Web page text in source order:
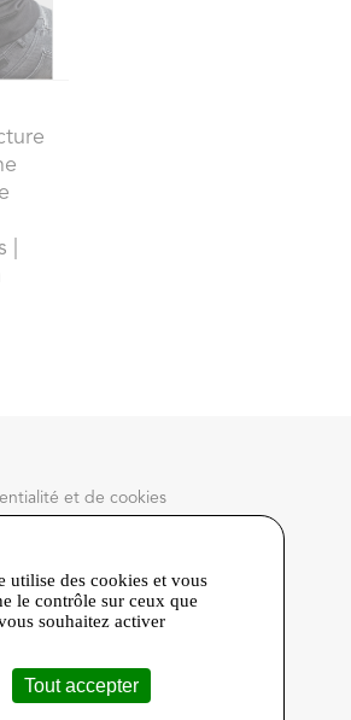
et de cookies
utilise des cookies et vous
le contrôle sur ceux que
souhaitez activer
Tout accepter